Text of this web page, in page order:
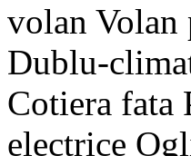
volan Volan
Dublu-
Cotiera fata
electrice